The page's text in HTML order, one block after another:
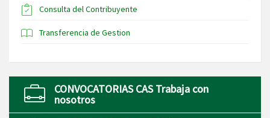
Consulta del Contribuyente
Transferencia de Gestion
CONVOCATORIAS CAS Trabaja con
nosotros